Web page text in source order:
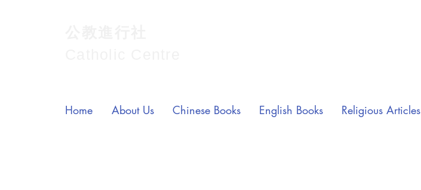
Home About Us Chinese Books English Books Religious Articles